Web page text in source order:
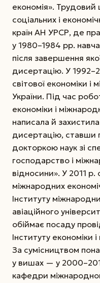
економія». Трудовий
соціальних і
країн АН УРСР, де
у 1980–1984 рр.
після завершення
дисертацію. У
світової економіки
України. Під час
економіки і
написала й
дисертацію, ставши
докторкою наук зі
господарство і
відносини». У 2011
міжнародних
Інституту
авіаційного
обіймає посаду
Інституту економіки
За сумісництвом
у вишах — у
кафедри